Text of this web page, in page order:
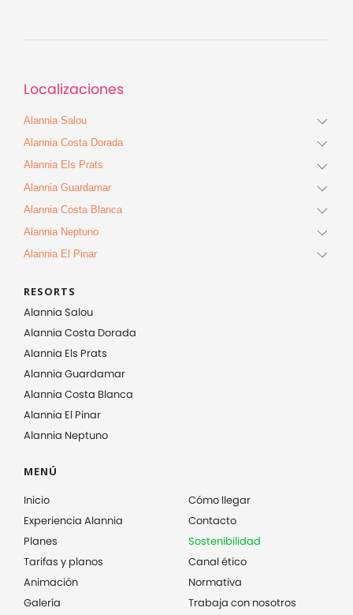
Localizaciones
Alannia Salou
Alannia Costa Dorada
Alannia Els Prats
Alannia Guardamar
Alannia Costa Blanca
Alannia Neptuno
Alannia El Pinar
RESORTS
Alannia Salou
Alannia Costa Dorada
Alannia Els Prats
Alannia Guardamar
Alannia Costa Blanca
Alannia El Pinar
Alannia Neptuno
MENÚ
Inicio
Experiencia Alannia
Planes
Tarifas y planos
Animación
Galería
Cómo llegar
Contacto
Sostenibilidad
Canal ético
Normativa
Trabaja con nosotros